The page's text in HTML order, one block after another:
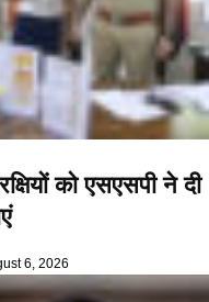
को एसएसपी ने दी
6, 2026